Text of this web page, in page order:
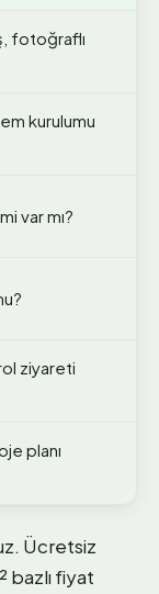
fotoğraflı
kurulumu
var mı?
ziyareti
planı
Ücretsiz
bazlı fiyat